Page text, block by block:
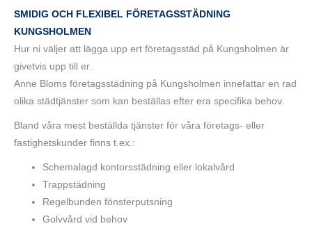
SMIDIG OCH FLEXIBEL FÖRETAGSSTÄDNING
KUNGSHOLMEN
Hur ni väljer att lägga upp ert företagsstäd på Kungsholmen är
givetvis upp till er.
Anne Bloms företagsstädning på Kungsholmen innefattar en rad
olika städtjänster som kan beställas efter era specifika behov.
Bland våra mest beställda tjänster för våra företags- eller
fastighetskunder finns t.ex.:
Schemalagd kontorsstädning eller lokalvård
Trappstädning
Regelbunden fönsterputsning
Golvvård vid behov